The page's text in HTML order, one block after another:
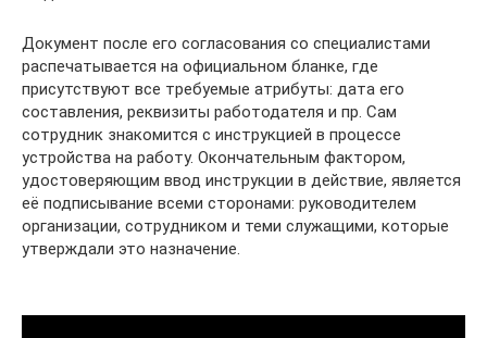
Документ после его согласования со специалистами
распечатывается на официальном бланке, где
присутствуют все требуемые атрибуты: дата его
составления, реквизиты работодателя и пр. Сам
сотрудник знакомится с инструкцией в процессе
устройства на работу. Окончательным фактором,
удостоверяющим ввод инструкции в действие, является
её подписывание всеми сторонами: руководителем
организации, сотрудником и теми служащими, которые
утверждали это назначение.